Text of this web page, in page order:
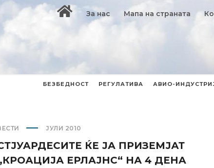
За нас Мапа на страната
БЕЗБЕДНОСТ РЕГУЛАТИВА АВИО-
ЈУЛИ 2010
ЌЕ ЈА ПРИЗЕМЈАТ
ЕРЛАЈНС“ НА 4 ДЕНА